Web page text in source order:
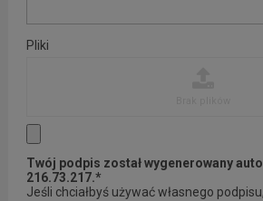
Pliki
Twój podpis został wygenerowany
216.73.217.*
Jeśli chciałbyś używać własnego podpisu,